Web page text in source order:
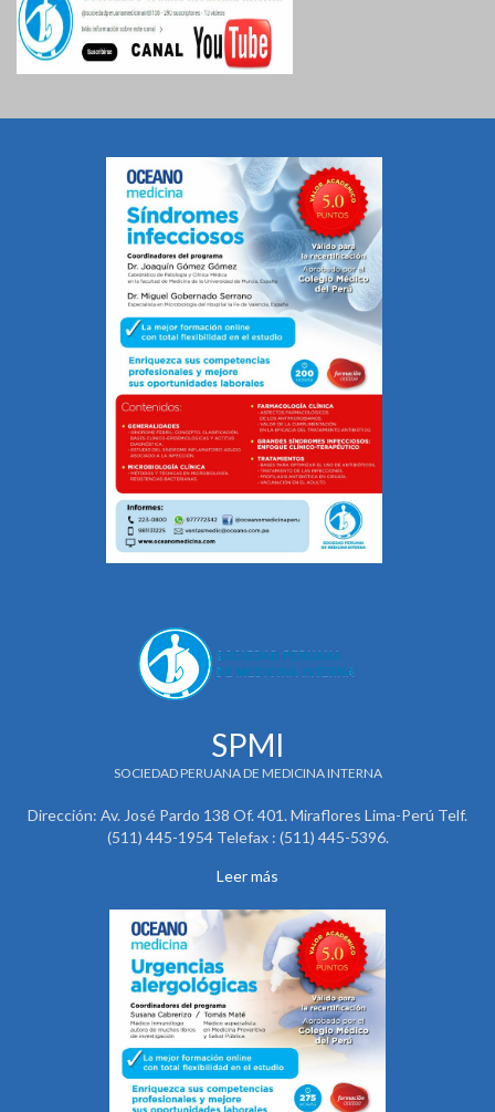
SPMI
SOCIEDAD PERUANA DE MEDICINA INTERNA
Dirección: Av. José Pardo 138 Of. 401. Miraflores Lima-Perú Telf.
(511) 445-1954 Telefax : (511) 445-5396.
Leer más